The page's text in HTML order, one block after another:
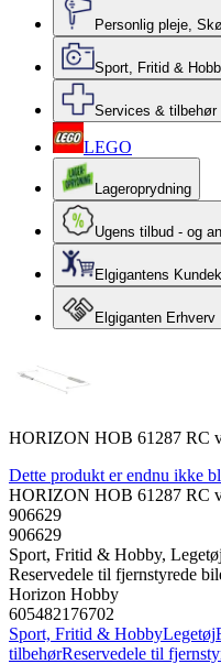
Personlig pleje,
Sport, Fritid &
Services & tilbehør
LEGO
Lageroprydning
Ugens tilbud - og
Elgigantens
Elgiganten Erhverv
HORIZON HOB 61287 RC
Dette produkt er endnu ikke
HORIZON HOB 61287 RC
906629
906629
Sport, Fritid & Hobby,
Reservedele til fjernstyrede
Horizon Hobby
605482176702
Sport, Fritid & HobbyLegetøj
tilbehørReservedele til